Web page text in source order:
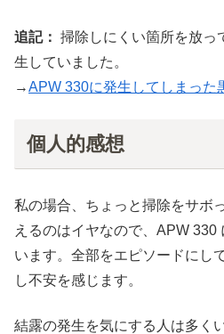
追記： 掃除しにくい箇所を放っ
生していました。
→APW 330に発生してしまった
個人的感想
私の場合、ちょっと掃除をサボ
えるのはイヤなので、APW 330
います。全部をエピソードにし
し不安を感じます。
結露の発生を気にする人は多く